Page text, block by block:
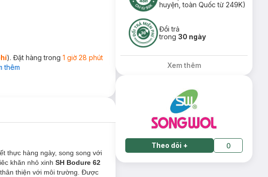
). Đặt hàng trong 1 giờ 28 phút
thêm
thực hàng ngày, song song với
khăn nhỏ xinh SH Bodure 62
thiện với môi trường. Được
huyện, toàn Quốc từ 249K)
Đổi trả
trong30 ngày
Xem thêm
Theo dõi + 0